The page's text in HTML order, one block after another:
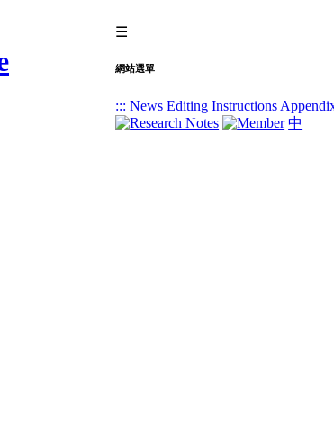
☰
網站選單
::: News Editing Instructions
中